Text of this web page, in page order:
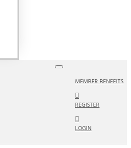
MEMBER BENEFITS
REGISTER
LOGIN